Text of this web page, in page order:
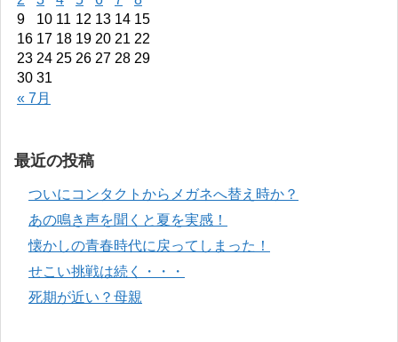
« 7月
9
10 11 12 13 14 15
16 17 18 19 20 21 22
23 24 25 26 27 28 29
30 31
最近の投稿
ついにコンタクトからメガネへ替え時か？
あの鳴き声を聞くと夏を実感！
懐かしの青春時代に戻ってしまった！
せこい挑戦は続く・・・
死期が近い？母親